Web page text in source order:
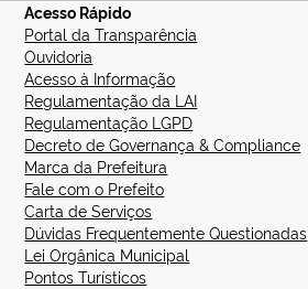
Acesso Rápido
Portal da Transparência
Ouvidoria
Acesso à Informação
Regulamentação da LAI
Regulamentação LGPD
Decreto de Governança & Compliance
Marca da Prefeitura
Fale com o Prefeito
Carta de Serviços
Dúvidas Frequentemente Questionadas
Lei Orgânica Municipal
Pontos Turísticos